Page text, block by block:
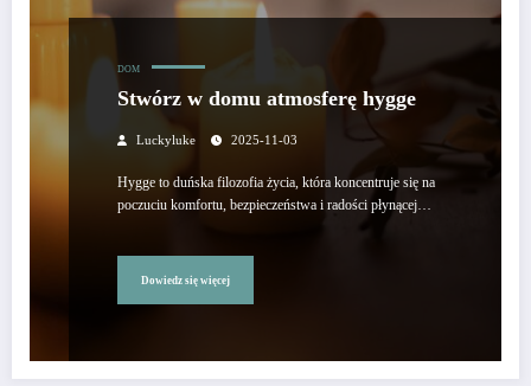
DOM
Stwórz w domu atmosferę hygge
Luckyluke 2025-11-03
Hygge to duńska filozofia życia, która koncentruje się na
poczuciu komfortu, bezpieczeństwa i radości płynącej…
Dowiedz się więcej